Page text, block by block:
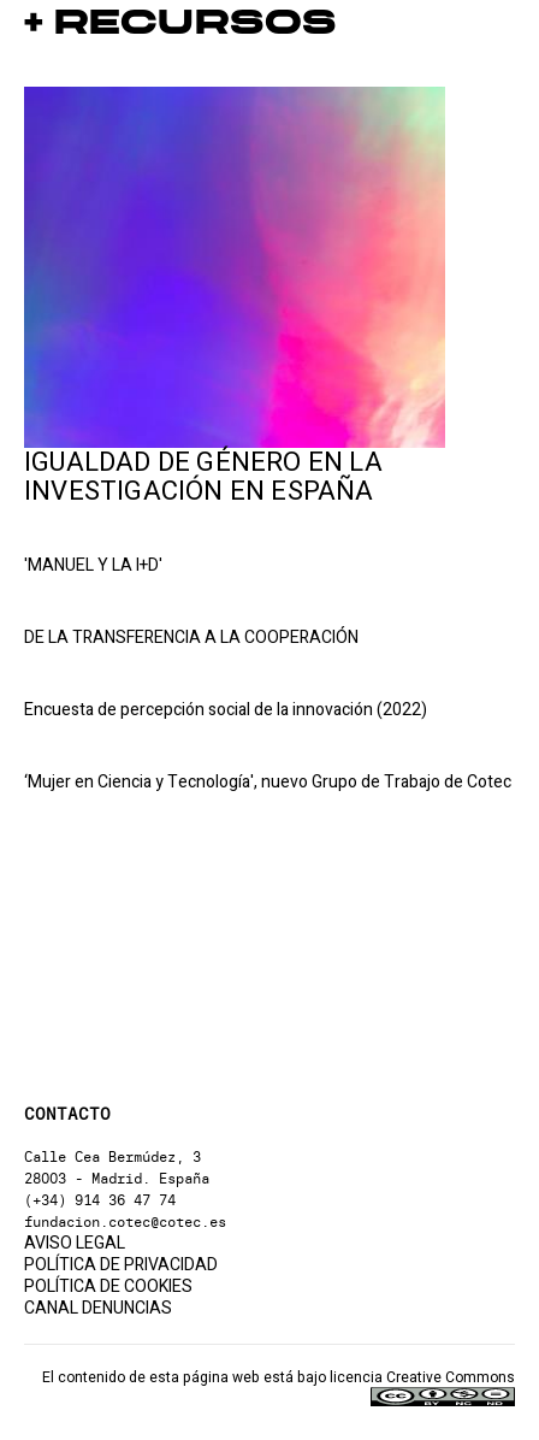
+ Recursos
IGUALDAD DE GÉNERO EN LA
INVESTIGACIÓN EN ESPAÑA
'MANUEL Y LA I+D'
DE LA TRANSFERENCIA A LA COOPERACIÓN
Encuesta de percepción social de la innovación (2022)
‘Mujer en Ciencia y Tecnología', nuevo Grupo de Trabajo de Cotec
CONTACTO
Calle Cea Bermúdez, 3
28003 - Madrid. España
(+34) 914 36 47 74
fundacion.cotec@cotec.es
AVISO LEGAL
POLÍTICA DE PRIVACIDAD
POLÍTICA DE COOKIES
CANAL DENUNCIAS
El contenido de esta página web está bajo licencia Creative Commons